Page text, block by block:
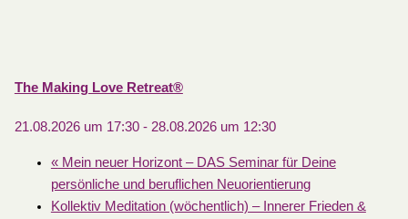
The Making Love Retreat®
21.08.2026 um 17:30- 28.08.2026 um 12:30
«Mein neuer Horizont – DAS Seminar für Deine
persönliche und beruflichen Neuorientierung
Kollektiv Meditation (wöchentlich) – Innerer Frieden &